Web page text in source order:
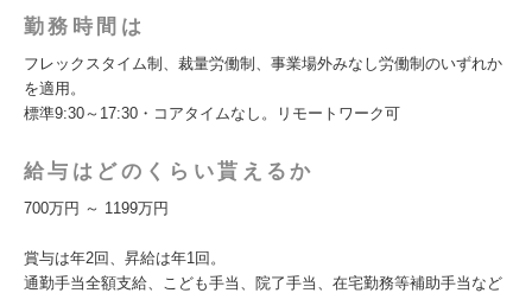
勤務時間は
フレックスタイム制、裁量労働制、事業場外みなし労働制のいずれか
を適用。
標準9:30～17:30・コアタイムなし。リモートワーク可
給与はどのくらい貰えるか
700万円 ～ 1199万円
賞与は年2回、昇給は年1回。
通勤手当全額支給、こども手当、院了手当、在宅勤務等補助手当など